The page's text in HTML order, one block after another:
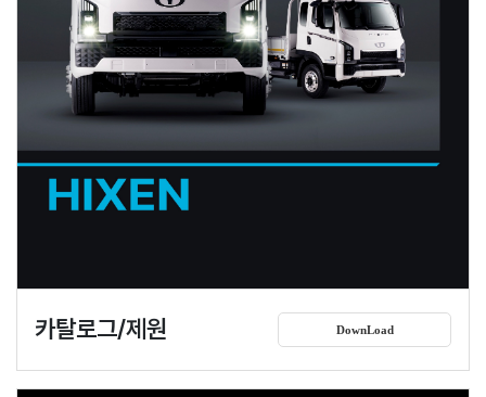
카탈로그/제원 DownLoad